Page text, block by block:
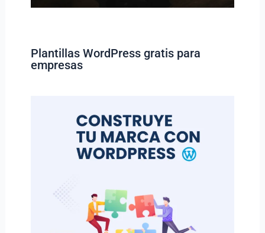
Plantillas WordPress gratis para
empresas